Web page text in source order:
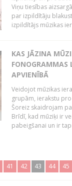
Viņu tiesības
par izpildītāju
izpildītājs mūzikas
KAS JĀZINA
FONOGRAMMAS
APVIENĪBĀ
Veidojot mūzikas
grupām, ierakstu
Šoreiz skaidrojam
Brīdī, kad mūziķi ir
pabeigšanai un ir
41 42 43 44 45